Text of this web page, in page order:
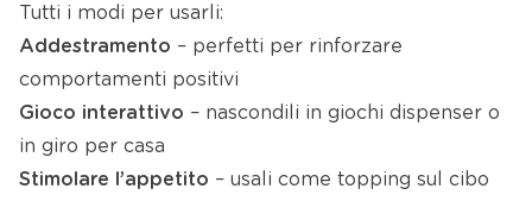
Tutti i modi per usarli:
Addestramento – perfetti per rinforzare
comportamenti positivi
Gioco interattivo – nascondili in giochi dispenser o
in giro per casa
Stimolare l’appetito – usali come topping sul cibo